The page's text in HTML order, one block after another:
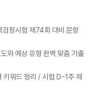
정시험 제74회 대비 문항
와 예상 유형 완벽 맞춤 기출
워드 정리 / 시험 D-1주 제